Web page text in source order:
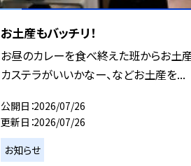
お土産もバッチリ！
お昼のカレーを食べ終えた班からお土
カステラがいいかなー、などお土産を...
公開日 2026/07/26
更新日 2026/07/26
お知らせ